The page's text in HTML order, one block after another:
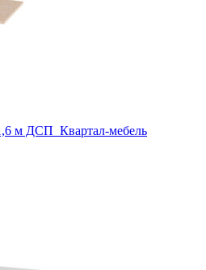
м ДСП_Квартал-мебель